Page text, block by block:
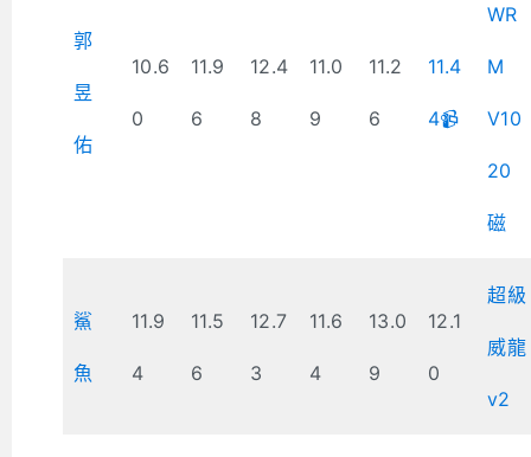
郭
昱
佑
10.6
0
11.9
6
12.4
8
11.0
9
11.2
6
11.4
4📹
WR
M
V10
20
磁
鯊
魚
11.9
4
11.5
6
12.7
3
11.6
4
13.0
9
12.1
0
超級
威龍
v2